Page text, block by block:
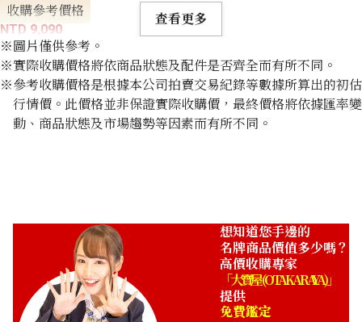
收購參考價格
NTD 9,090
查看更多
※圖片僅供參考。
※實際收購價格將依商品狀態及配件是否齊全而有所不同。
※參考收購價格是根據本公司拍賣交易紀錄等數據所算出的初估
行情價。此價格並非保證實際收購價，最終價格將依據匯率變
動、商品狀態及市場趨勢等因素而有所不同。
想知道您手邊的
名牌商品價值多少嗎？
高價收購專家
「大寶屋 (OTAKARAYA)」
提供
免費鑑定